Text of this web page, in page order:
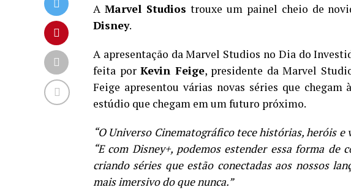
A Marvel Studios trouxe um painel cheio de
Disney.
A apresentação da Marvel Studios no Dia do
feita por Kevin Feige, presidente da Marvel
Feige apresentou várias novas séries que chegam
estúdio que chegam em um futuro próximo.
“O Universo Cinematográfico tece histórias, heróis e
“E com Disney+, podemos estender essa forma
criando séries que estão conectadas aos nossos
mais imersivo do que nunca.”